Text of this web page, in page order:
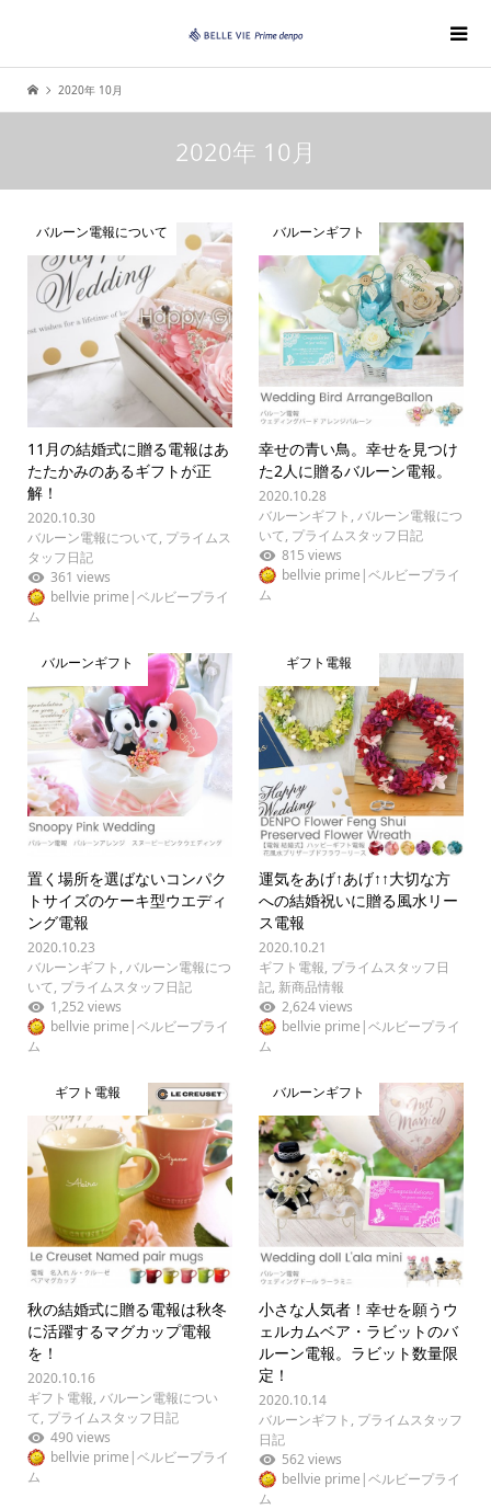
2020年 10月
2020年 10月
バルーン電報について
11月の結婚式に贈る電報はあ
たたかみのあるギフトが正
解！
2020.10.30
バルーン電報について, プライムス
タッフ日記
361 views
bellvie prime|ベルビープライ
ム
バルーンギフト
幸せの青い鳥。幸せを見つけ
た2人に贈るバルーン電報。
2020.10.28
バルーンギフト ,バルーン電報につ
いて, プライムスタッフ日記
815 views
bellvie prime|ベルビープライ
ム
バルーンギフト
置く場所を選ばないコンパク
トサイズのケーキ型ウエディ
ング電報
2020.10.23
バルーンギフト , バルーン電報につ
いて, プライムスタッフ日記
1,252 views
bellvie prime|ベルビープライ
ム
ギフト電報
運気をあげ↑あげ↑↑大切な方
への結婚祝いに贈る風水リー
ス電報
2020.10.21
ギフト電報, プライムスタッフ日
記, 新商品情報
2,624 views
bellvie prime|ベルビープライ
ム
ギフト電報
秋の結婚式に贈る電報は秋冬
に活躍するマグカップ電報
を！
2020.10.16
ギフト電報, バルーン電報につい
て, プライムスタッフ日記
490 views
bellvie prime|ベルビープライ
ム
バルーンギフト
小さな人気者！幸せを願うウ
ェルカムベア・ラビットのバ
ルーン電報。ラビット数量限
定！
2020.10.14
バルーンギフト , プライムスタッフ
日記
562 views
bellvie prime|ベルビープライ
ム